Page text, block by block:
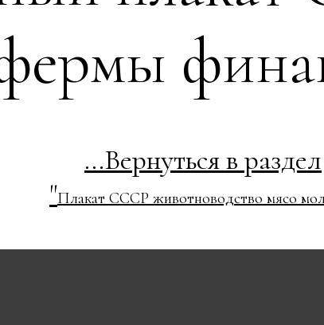
...Вернуться в раздел
"Плакат СССР животноводство мясо